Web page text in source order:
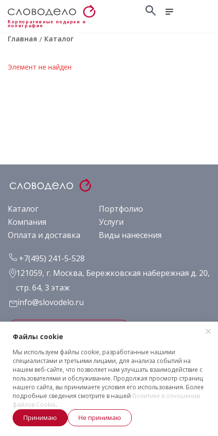
Корпоративные подарки и
полиграфия
Главная / Каталог
Элемент не найден
Каталог
Портфолио
Компания
Услуги
Оплата и доставка
Виды нанесения
+7(495) 241-5-528
121059, г. Москва, Бережковская набережная д. 20,
стр. 64, 3 этаж
info@slovodelo.ru
Заказать звонок
Подписаться на рассылку
Клиентское соглашение
Политика конфиденциальности
2026 © «Словодело». Все права защищены
Файлы cookie
Мы используем файлы cookie, разработанные нашими
специалистами и третьими лицами, для анализа событий на
нашем веб-сайте, что позволяет нам улучшать взаимодействие с
пользователями и обслуживание. Продолжая просмотр страниц
нашего сайта, вы принимаете условия его использования. Более
подробные сведения смотрите в нашей Политике в отношении
файлов Cookie.
Принимаю Не принимаю